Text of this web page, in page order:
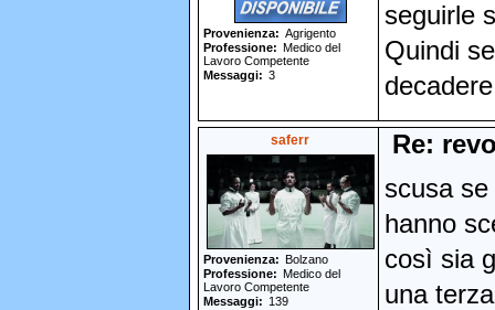
Provenienza
Agrigento
Professione
Medico del
Lavoro Competente
Messaggi
3
seguirle
Quindi
saferr
Provenienza
Bolzano
Professione
Medico del
Lavoro Competente
Messaggi
139
Re:
scusa
hanno
così sia
una